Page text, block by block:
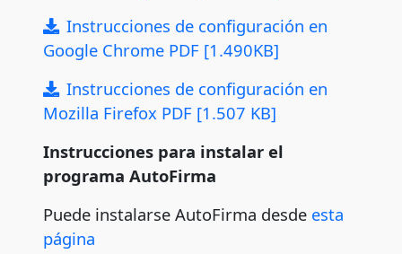
Instrucciones de configuración en
Google Chrome PDF [1.490KB]
Instrucciones de configuración en
Mozilla Firefox PDF [1.507 KB]
Instrucciones para instalar el
programa AutoFirma
Puede instalarse AutoFirma desde esta
página